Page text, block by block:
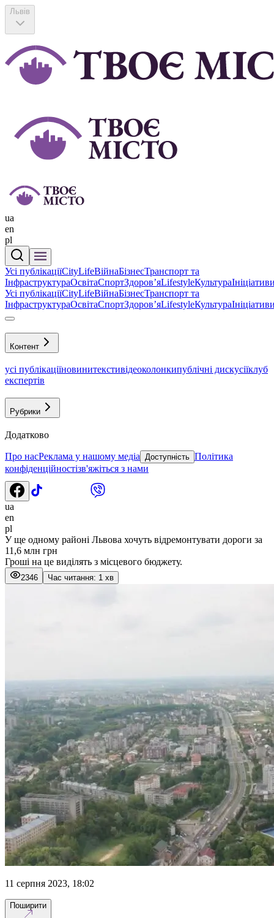
Львів
ua
en
pl
Усі публікаціїCityLifeВійнаБізнесТранспорт та
ІнфраструктураОсвітаСпортЗдоровʼяLifestyleКультура
Усі публікаціїCityLifeВійнаБізнесТранспорт та
ІнфраструктураОсвітаСпортЗдоровʼяLifestyleКультура
Контент
усі публікаціїновинитекстивідеоколонкипублічні дискусіїклуб
експертів
Рубрики
Додатково
Про насРеклама у нашому медіа Доступність Політика
конфіденційностізв'яжіться з нами
ua
en
pl
У ще одному районі Львова хочуть відремонтувати дороги за
11,6 млн грн
Гроші на це виділять з місцевого бюджету.
2346 Час читання: 1 хв
11 серпня 2023, 18:02
Поширити